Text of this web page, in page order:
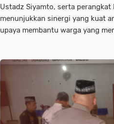
Ustadz Siyamto, serta
menunjukkan sinergi yang kuat
upaya membantu warga yang